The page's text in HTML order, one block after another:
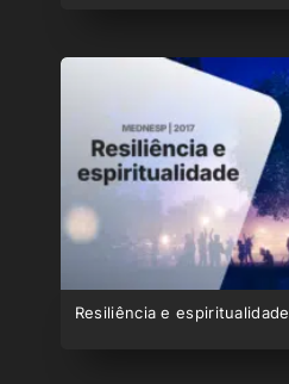
Resiliência e espiritualidade